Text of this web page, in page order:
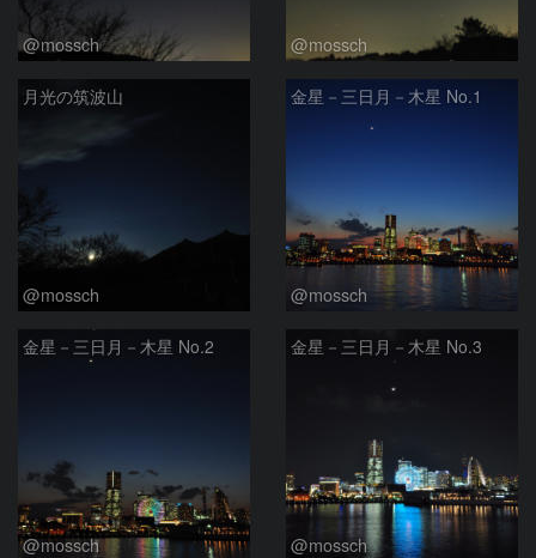
@mossch @mossch
月光の筑波山
@mossch
金星－三日月－木星 No.1
@mossch
金星－三日月－木星 No.2
@mossch
金星－三日月－木星 No.3
@mossch